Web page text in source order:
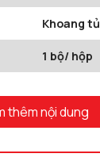
Khoang
1 bộ/ hộp
thêm nội dung